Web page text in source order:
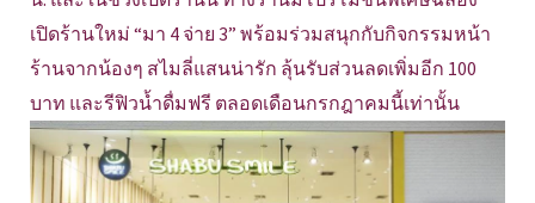
เปิดร้านใหม่ “มา 4 จ่าย 3” พร้อมร่วมสนุกกับกิจกรรมหน้า
ร้านจากน้องๆ สไมลี่แสนน่ารัก ลุ้นรับส่วนลดเพิ่มอีก 100
บาท และรีฟิวน้ำดื่มฟรี ตลอดเดือนกรกฎาคมนี้เท่านั้น